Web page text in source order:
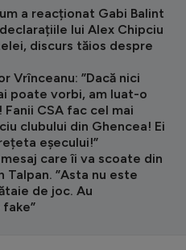
a reacționat Gabi Balint
lui Alex Chipciu
discurs tăios despre
Vrînceanu: ”Dacă nici
poate vorbi, am luat-o
CSA fac cel mai
clubului din Ghencea! Ei
eșecului!”
care îi va scoate din
Talpan. ”Asta nu este
de joc. Au